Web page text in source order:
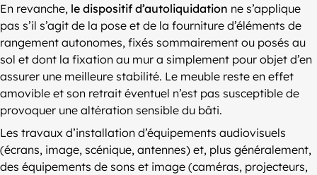
En revanche, le dispositif d’autoliquidation ne s’applique
pas s’il s’agit de la pose et de la fourniture d’éléments de
rangement autonomes, fixés sommairement ou posés au
sol et dont la fixation au mur a simplement pour objet d’en
assurer une meilleure stabilité. Le meuble reste en effet
amovible et son retrait éventuel n’est pas susceptible de
provoquer une altération sensible du bâti.
Les travaux d’installation d’équipements audiovisuels
(écrans, image, scénique, antennes) et, plus généralement,
des équipements de sons et image (caméras, projecteurs,